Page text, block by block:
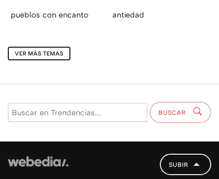
pueblos con encanto antiedad
VER MÁS TEMAS
BUSCAR
SUBIR